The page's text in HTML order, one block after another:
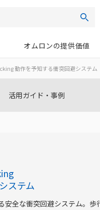
オムロンの提供価値
動作を予知する衝突回避システム
活用ガイド・事例
ステム
安全な衝突回避システム。歩